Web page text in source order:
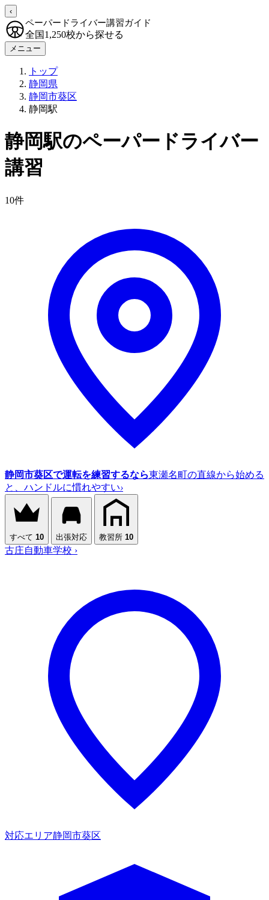
‹
ペーパードライバー講習ガイド
全国1,250校から探せる
メニュー
トップ
静岡県
静岡市葵区
静岡駅
静岡駅のペーパードライバー
講習
10件
静岡市葵区で運転を練習するなら東瀬名町の直線から始める
と、ハンドルに慣れやすい›
すべて 10 出張対応 教習所 10
古庄自動車学校 ›
対応エリア静岡市葵区